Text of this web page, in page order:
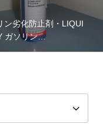
ン劣化防止剤・LIQUI
ガソリン…